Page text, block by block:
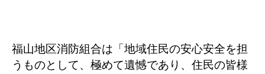
福山地区消防組合は「地域住民の安心安全を担
うものとして、極めて遺憾であり、住民の皆様